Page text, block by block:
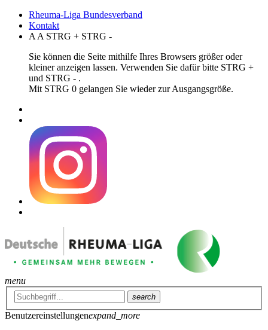
Rheuma-Liga Bundesverband
Kontakt
A A STRG + STRG -
Sie können die Seite mithilfe Ihres Browsers größer oder
kleiner anzeigen lassen. Verwenden Sie dafür bitte STRG +
und STRG - .
Mit STRG 0 gelangen Sie wieder zur Ausgangsgröße.
menu
search
Benutzereinstellungenexpand_more